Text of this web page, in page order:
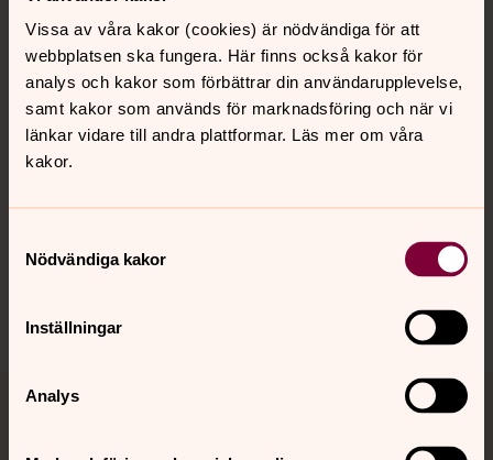
Vissa av våra kakor (cookies) är nödvändiga för att
webbplatsen ska fungera. Här finns också kakor för
analys och kakor som förbättrar din användarupplevelse,
samt kakor som används för marknadsföring och när vi
länkar vidare till andra plattformar. Läs mer om våra
kakor.
Nödvändiga kakor
Inställningar
Analys
Kalender
Hitta snabbt
Sociala kanaler